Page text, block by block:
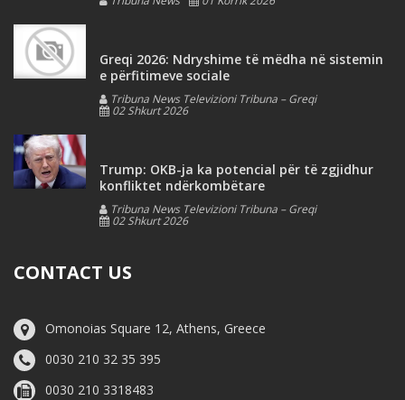
Greqi 2026: Ndryshime të mëdha në sistemin
e përfitimeve sociale
Tribuna News Televizioni Tribuna – Greqi
02 Shkurt 2026
Trump: OKB-ja ka potencial për të zgjidhur
konfliktet ndërkombëtare
Tribuna News Televizioni Tribuna – Greqi
02 Shkurt 2026
CONTACT US
Omonoias Square 12, Athens, Greece
0030 210 32 35 395
0030 210 3318483